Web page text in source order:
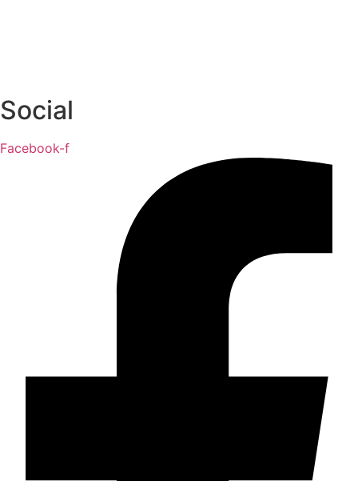
Social
Facebook-f